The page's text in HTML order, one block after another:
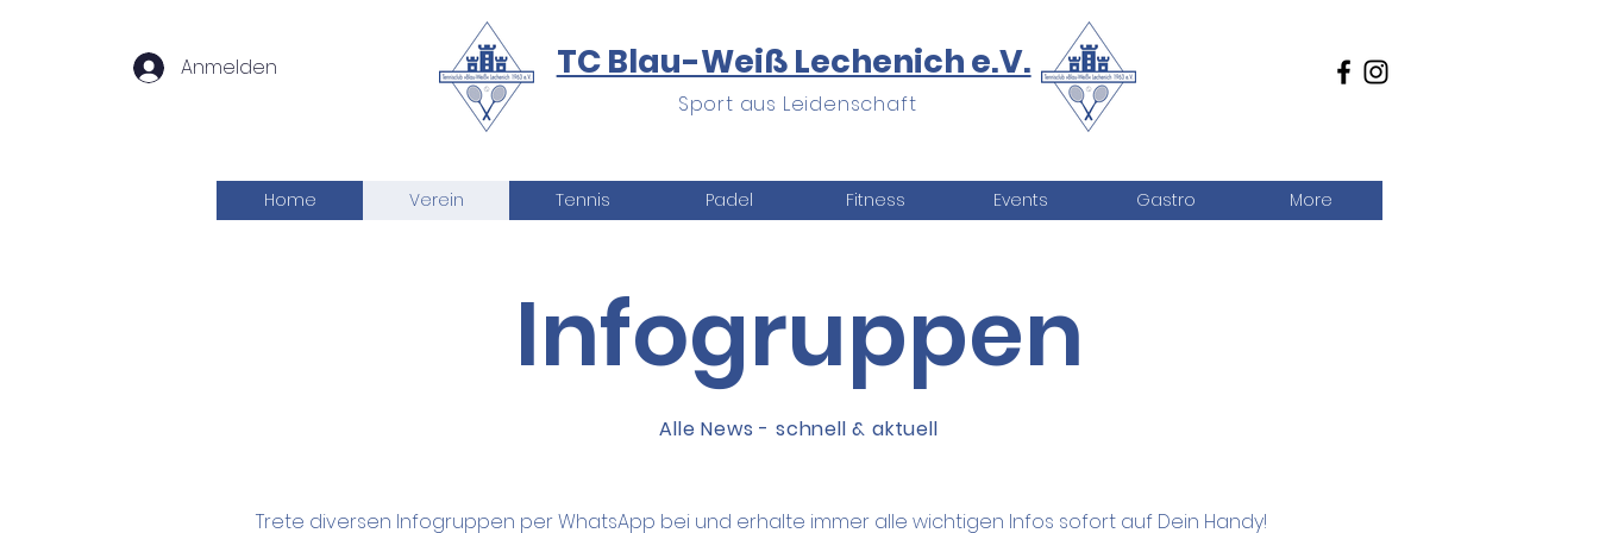
Anmelden TC Blau-Weiß Lechenich e.V.
Sport aus Leidenschaft
Home Verein Tennis Padel Fitness Events Gastro More
Infogruppen
Alle News - schnell & aktuell
Trete diversen Infogruppen per WhatsApp bei und erhalte immer alle wichtigen Infos sofort auf Dein Handy!